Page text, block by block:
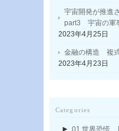
宇宙開発が推進
part3 宇宙の軍
2023年4月25日
金融の構造 複
2023年4月23日
Categories
► 01.世界恐慌、